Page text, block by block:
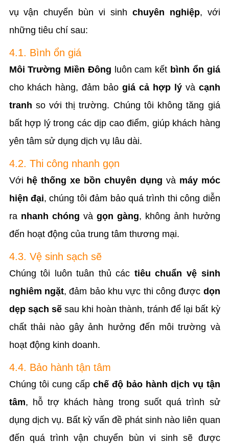
vụ vận chuyển bùn vi sinh chuyên nghiệp, với
những tiêu chí sau:
4.1. Bình ổn giá
Môi Trường Miền Đông luôn cam kết bình ổn giá
cho khách hàng, đảm bảo giá cả hợp lývà cạnh
tranh so với thị trường. Chúng tôi không tăng giá
bất hợp lý trong các dịp cao điểm, giúp khách hàng
yên tâm sử dụng dịch vụ lâu dài.
4.2. Thi công nhanh gọn
Với hệ thống xe bồn chuyên dụng và máy móc
hiện đại, chúng tôi đảm bảo quá trình thi công diễn
ra nhanh chóng và gọn gàng, không ảnh hưởng
đến hoạt động của trung tâm thương mại.
4.3. Vệ sinh sạch sẽ
Chúng tôi luôn tuân thủ các tiêu chuẩn vệ sinh
nghiêm ngặt, đảm bảo khu vực thi công được dọn
dẹp sạch sẽsau khi hoàn thành, tránh để lại bất kỳ
chất thải nào gây ảnh hưởng đến môi trường và
hoạt động kinh doanh.
4.4. Bảo hành tận tâm
Chúng tôi cung cấp chế độ bảo hành dịch vụ tận
tâm, hỗ trợ khách hàng trong suốt quá trình sử
dụng dịch vụ. Bất kỳ vấn đề phát sinh nào liên quan
đến quá trình vận chuyển bùn vi sinh sẽ được